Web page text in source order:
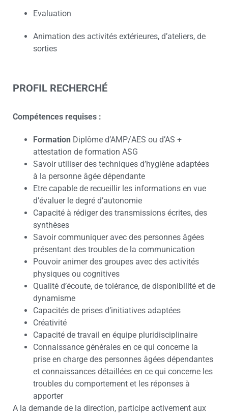
Evaluation
Animation des activités extérieures, d’ateliers, de
sorties
PROFIL RECHERCHÉ
Compétences requises :
Formation Diplôme d’AMP/AES ou d’AS +
attestation de formation ASG
Savoir utiliser des techniques d’hygiène adaptées
à la personne âgée dépendante
Etre capable de recueillir les informations en vue
d’évaluer le degré d’autonomie
Capacité à rédiger des transmissions écrites, des
synthèses
Savoir communiquer avec des personnes âgées
présentant des troubles de la communication
Pouvoir animer des groupes avec des activités
physiques ou cognitives
Qualité d’écoute, de tolérance, de disponibilité et de
dynamisme
Capacités de prises d’initiatives adaptées
Créativité
Capacité de travail en équipe pluridisciplinaire
Connaissance générales en ce qui concerne la
prise en charge des personnes âgées dépendantes
et connaissances détaillées en ce qui concerne les
troubles du comportement et les réponses à
apporter
A la demande de la direction, participe activement aux